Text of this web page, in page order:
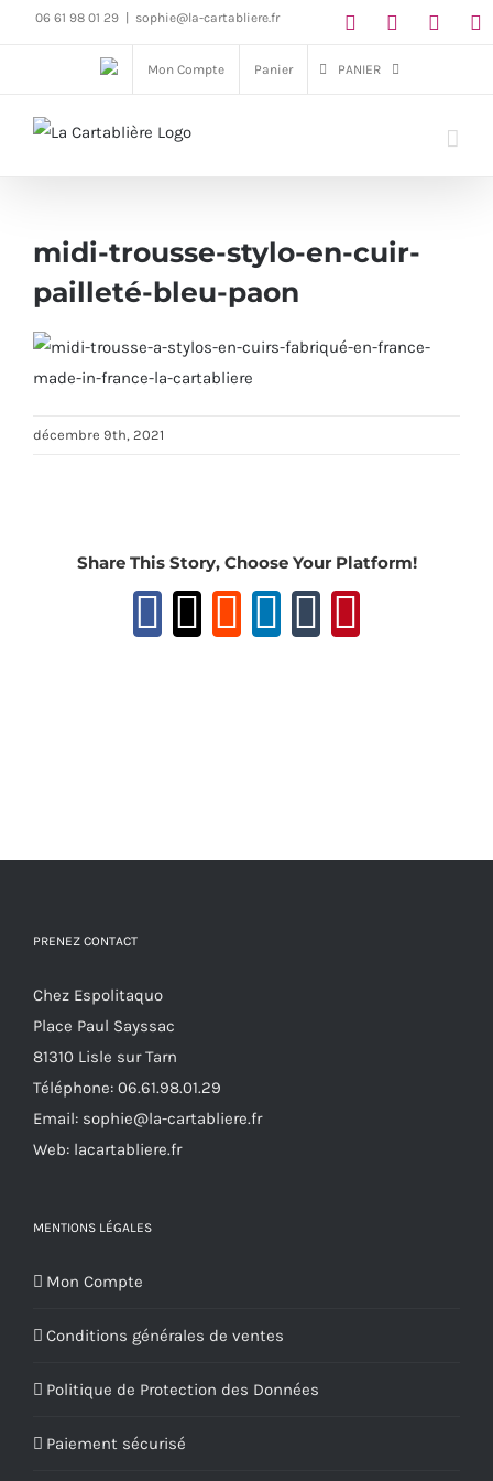
Passer06 61 98 01 29 sophie@la-cartabliere.fr
Mon Compte Panier PANIER
midi-trousse-stylo-en-cuir-
pailleté-bleu-paon
décembre 9th, 2021
Share This Story, Choose Your Platform!
Facebook
XReddit
LinkedIn
Tumblr
PRENEZ CONTACT
Chez Espolitaquo
Place Paul Sayssac
81310 Lisle sur Tarn
Téléphone: 06.61.98.01.29
Email: sophie@la-cartabliere.fr
Web: lacartabliere.fr
MENTIONS LÉGALES
Mon Compte
Conditions générales de ventes
Politique de Protection des Données
Paiement sécurisé